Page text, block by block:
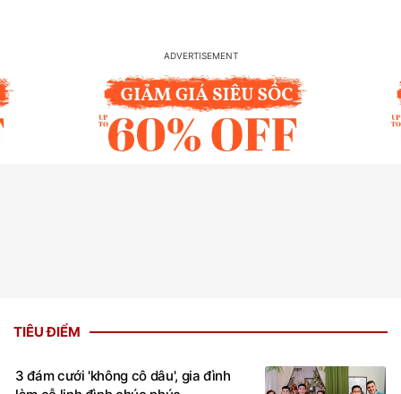
TIÊU ĐIỂM
3 đám cưới 'không cô dâu', gia đình